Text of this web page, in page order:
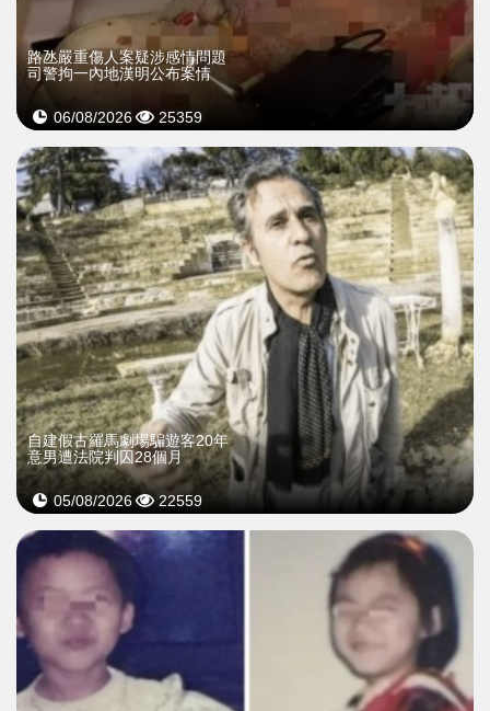
​路氹嚴重傷人案疑涉感情問題
司警拘一內地漢明公布案情
06/08/2026 25359
自建假古羅馬劇場騙遊客20年
意男遭法院判囚28個月
05/08/2026 22559